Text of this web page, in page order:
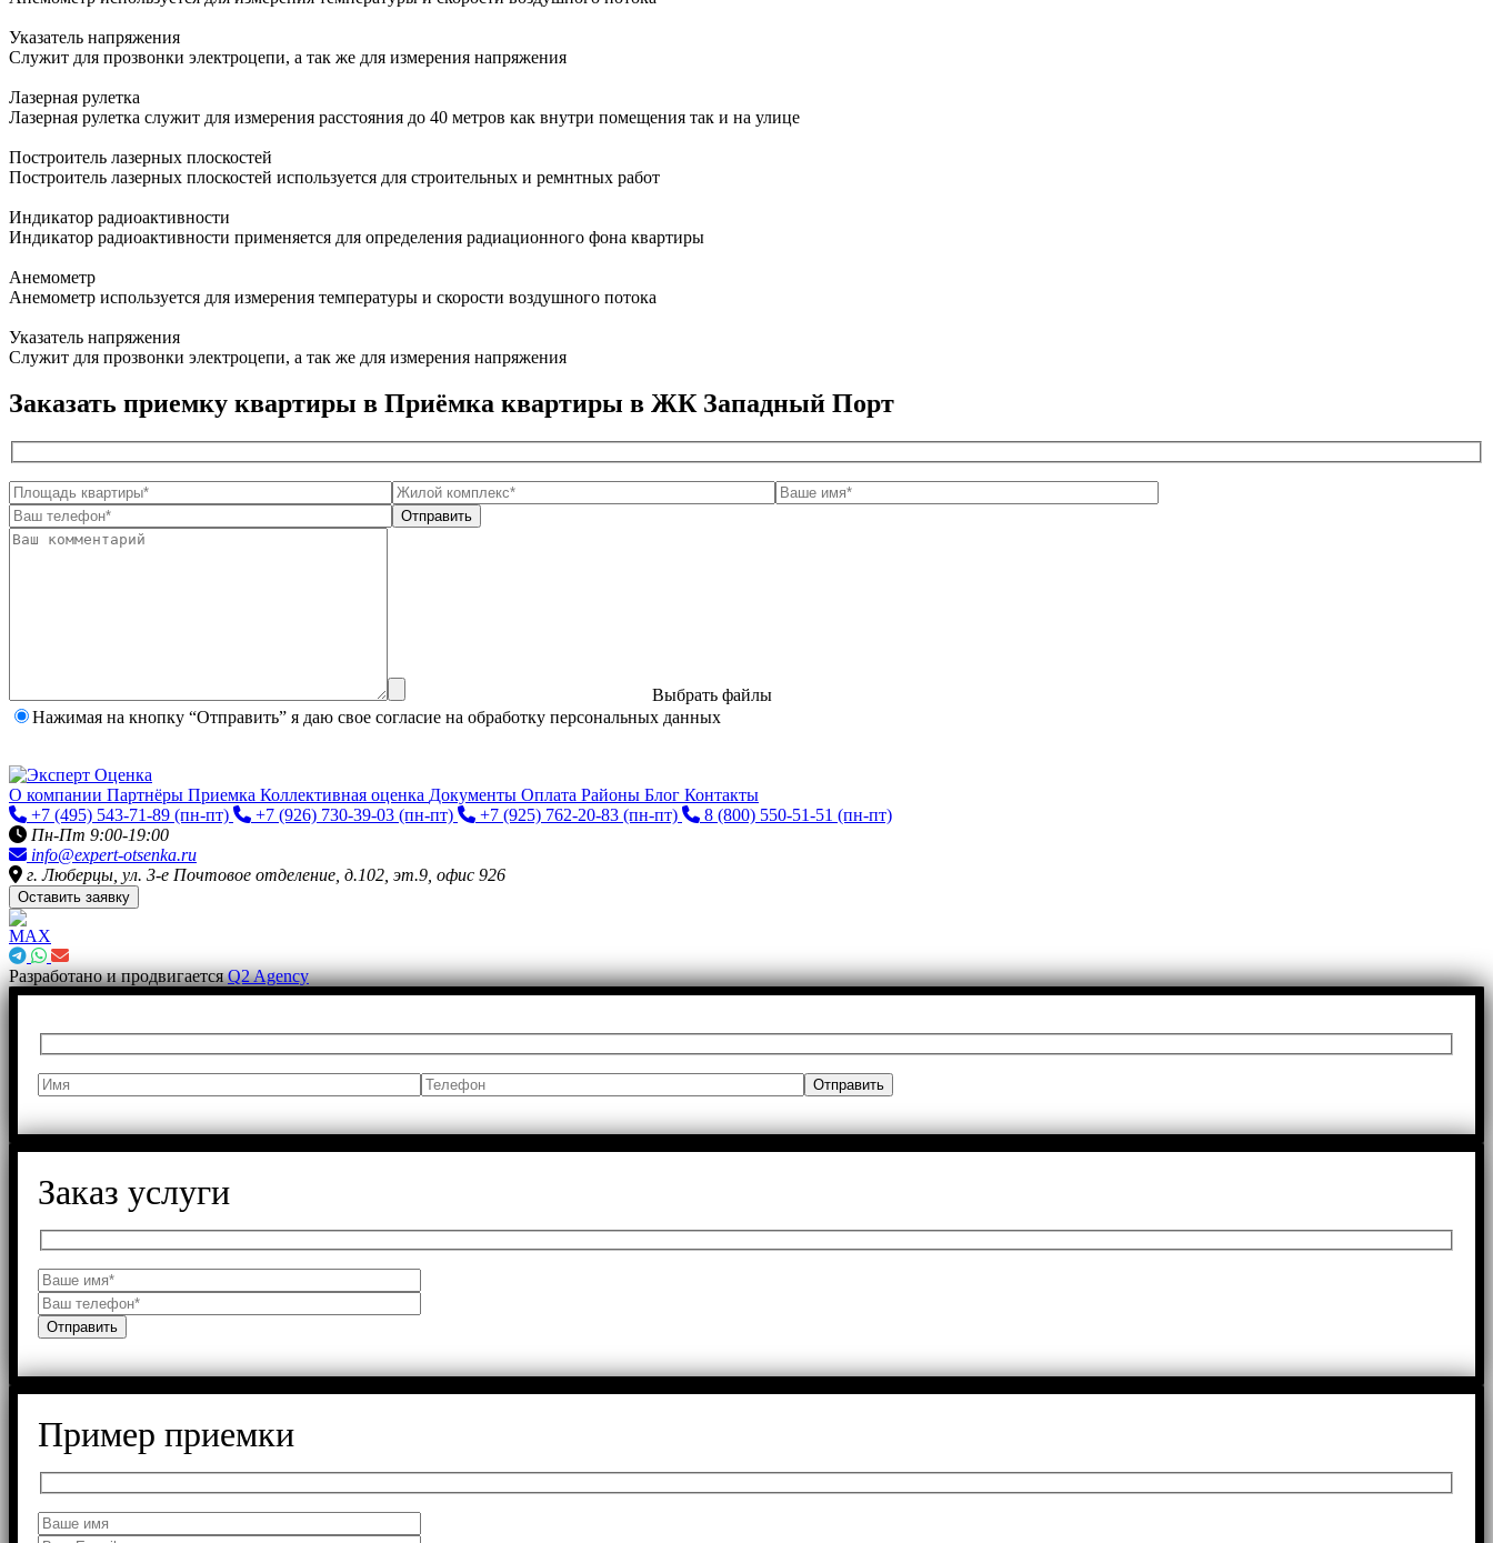
Указатель напряжения
Служит для прозвонки электроцепи, а так же для измерения напряжения
Лазерная рулетка
Лазерная рулетка служит для измерения расстояния до 40 метров как внутри помещения так и на улице
Построитель лазерных плоскостей
Построитель лазерных плоскостей используется для строительных и ремнтных работ
Индикатор радиоактивности
Индикатор радиоактивности применяется для определения радиационного фона квартиры
Анемометр
Анемометр используется для измерения температуры и скорости воздушного потока
Указатель напряжения
Служит для прозвонки электроцепи, а так же для измерения напряжения
Заказать приемку квартиры в Приёмка квартиры в ЖК Западный Порт
Выбрать файлы
Нажимая на кнопку “Отправить” я даю свое согласие на обработку персональных данных
О компании Партнёры Приемка Коллективная оценка Документы Оплата Районы Блог Контакты
+7 (495) 543-71-89 (пн-пт) +7 (926) 730-39-03 (пн-пт) +7 (925) 762-20-83 (пн-пт) 8 (800) 550-51-51 (пн-пт)
Пн-Пт 9:00-19:00
info@expert-otsenka.ru
г. Люберцы, ул. 3-е Почтовое отделение, д.102, эт.9, офис 926
Оставить заявку
Разработано и продвигаетсяQ2 Agency
Заказ услуги
Пример приемки